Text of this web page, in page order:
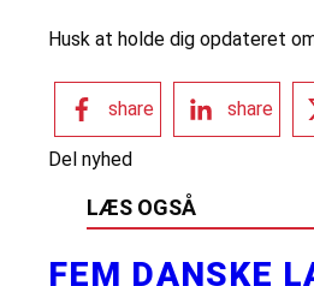
Husk at holde dig opdateret
share share
Del nyhed
LÆS OGSÅ
FEM DANSKE